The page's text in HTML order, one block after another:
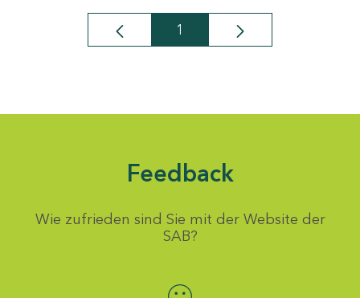
Seite
1
Feedback
Wie zufrieden sind Sie mit der Website der
SAB?
Bewertung auswählen